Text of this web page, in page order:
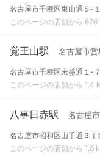
名古屋市千種区東山通５-１
このページの店舗から 676
覚王山駅 名古屋市
名古屋市千種区末盛通１-７
このページの店舗から 1.4
八事日赤駅 名古屋
名古屋市昭和区山手通３丁
このページの店舗から 1.6